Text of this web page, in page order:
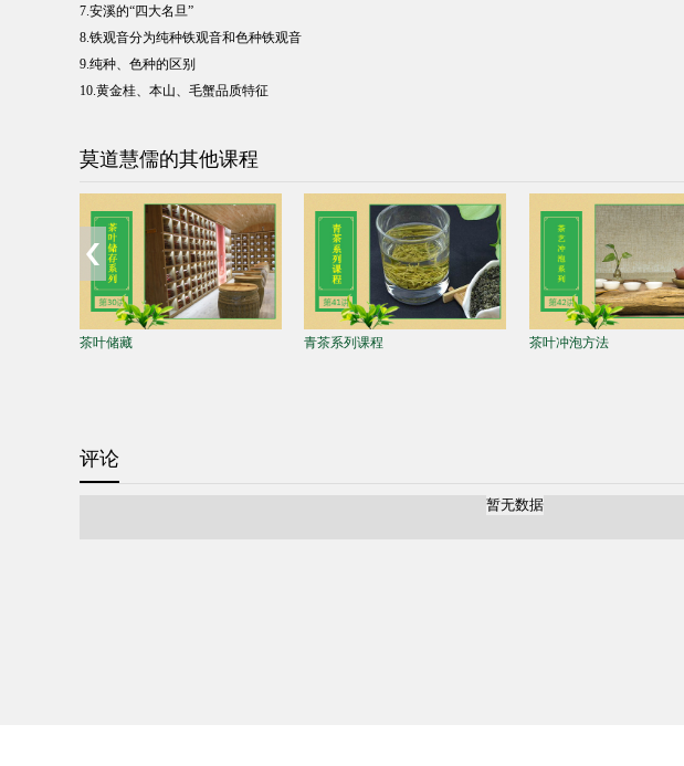
7.安溪的“四大名旦”
8.铁观音分为纯种铁观音和色种铁观音
9.纯种、色种的区别
10.黄金桂、本山、毛蟹品质特征
莫道慧儒的其他课程
茶叶冲泡方法 茶艺表演 审评实操课
评论
暂无数据